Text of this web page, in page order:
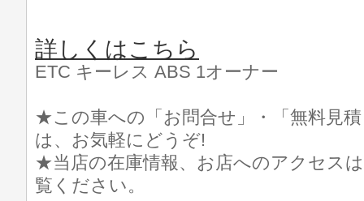
詳しくはこちら
ETC キーレス ABS 1オーナー
★この車への「お問合せ」・「無料見
は、お気軽にどうぞ!
★当店の在庫情報、お店へのアクセス
覧ください。